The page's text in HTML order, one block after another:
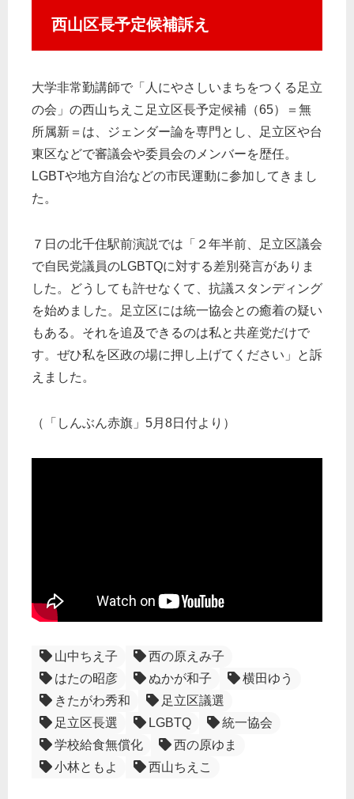
西山区長予定候補訴え
大学非常勤講師で「人にやさしいまちをつくる足立
の会」の西山ちえこ足立区長予定候補（65）＝無
所属新＝は、ジェンダー論を専門とし、足立区や台
東区などで審議会や委員会のメンバーを歴任。
LGBTや地方自治などの市民運動に参加してきまし
た。
７日の北千住駅前演説では「２年半前、足立区議会
で自民党議員のLGBTQに対する差別発言がありま
した。どうしても許せなくて、抗議スタンディング
を始めました。足立区には統一協会との癒着の疑い
もある。それを追及できるのは私と共産党だけで
す。ぜひ私を区政の場に押し上げてください」と訴
えました。
（「しんぶん赤旗」5月8日付より）
山中ちえ子
西の原えみ子
はたの昭彦
ぬかが和子
横田ゆう
きたがわ秀和
足立区議選
足立区長選
LGBTQ
統一協会
学校給食無償化
西の原ゆま
小林ともよ
西山ちえこ